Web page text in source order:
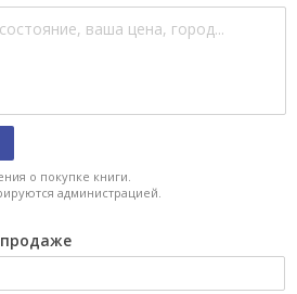
о покупке книги.
администрацией.